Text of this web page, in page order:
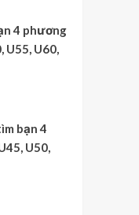
4 phương
U55, U60,
bạn 4
U50,